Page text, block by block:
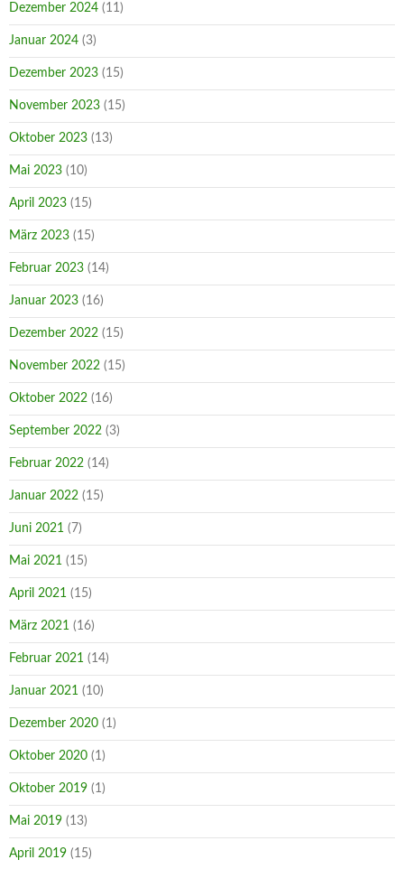
Dezember 2024 (11)
Januar 2024 (3)
Dezember 2023 (15)
November 2023 (15)
Oktober 2023 (13)
Mai 2023 (10)
April 2023 (15)
März 2023 (15)
Februar 2023 (14)
Januar 2023 (16)
Dezember 2022 (15)
November 2022 (15)
Oktober 2022 (16)
September 2022 (3)
Februar 2022 (14)
Januar 2022 (15)
Juni 2021 (7)
Mai 2021 (15)
April 2021 (15)
März 2021 (16)
Februar 2021 (14)
Januar 2021 (10)
Dezember 2020 (1)
Oktober 2020 (1)
Oktober 2019 (1)
Mai 2019 (13)
April 2019 (15)